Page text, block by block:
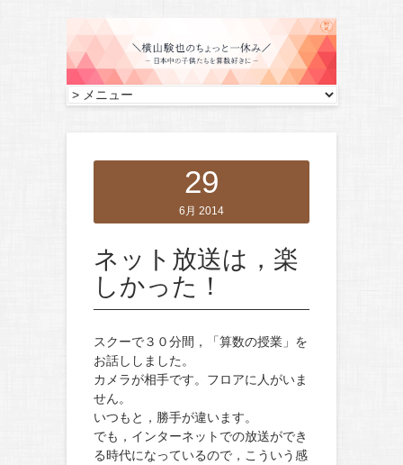
29
6月 2014
ネット放送は，楽
しかった！
スクーで３０分間，「算数の授業」を
お話ししました。
カメラが相手です。フロアに人がいま
せん。
いつもと，勝手が違います。
でも，インターネットでの放送ができ
る時代になっているので，こういう感